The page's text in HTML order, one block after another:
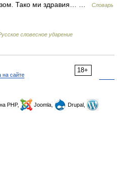
Тако ми здравия… …
Словарь
словесное ударение
18+
на сайте
PHP, Joomla,
Drupal,